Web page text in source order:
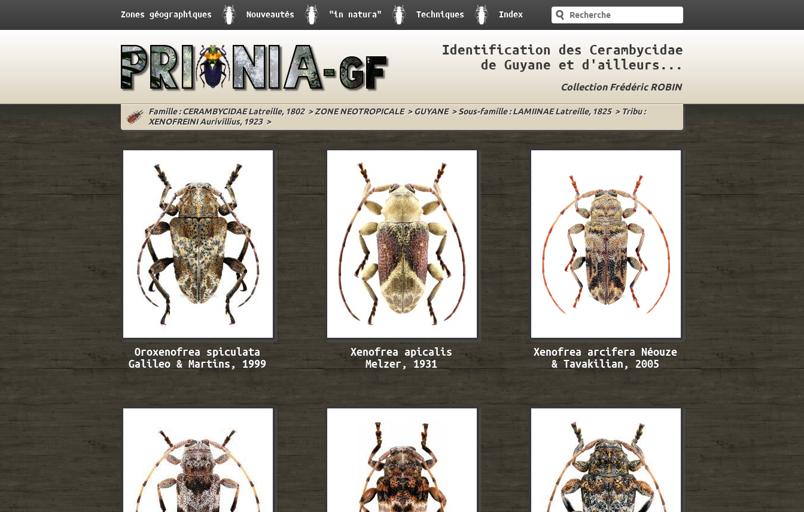
Zones géographiques Nouveautés "in natura" Techniques Index
Identification des Cerambycidae
de Guyane et d'ailleurs...
Collection Frédéric ROBIN
Famille : CERAMBYCIDAE Latreille, 1802>ZONE NEOTROPICALE>GUYANE>Sous-famille : LAMIINAE Latreille, 1825>Tribu :
XENOFREINI Aurivillius, 1923>
Oroxenofrea spiculata
Galileo & Martins, 1999
Xenofrea apicalis
Melzer, 1931
Xenofrea arcifera Néouze
& Tavakilian, 2005